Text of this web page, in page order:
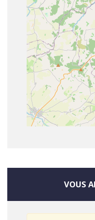
VOUS